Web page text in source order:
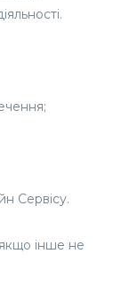
Сервісу.
інше не